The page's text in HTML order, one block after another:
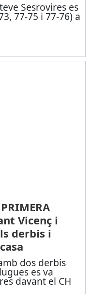
Sesrovires es
77-75 i 77-76) a
Vicenç i
derbis i
dos derbis
es va
davant el CH